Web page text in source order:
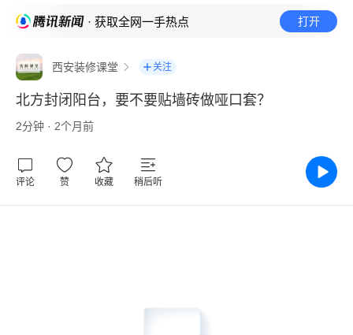
· 获取全网一手热点 打开
西安装修课堂 关注
北方封闭阳台，要不要贴墙砖做哑口套？
2分钟 · 2个月前
评论 赞 收藏 稍后听